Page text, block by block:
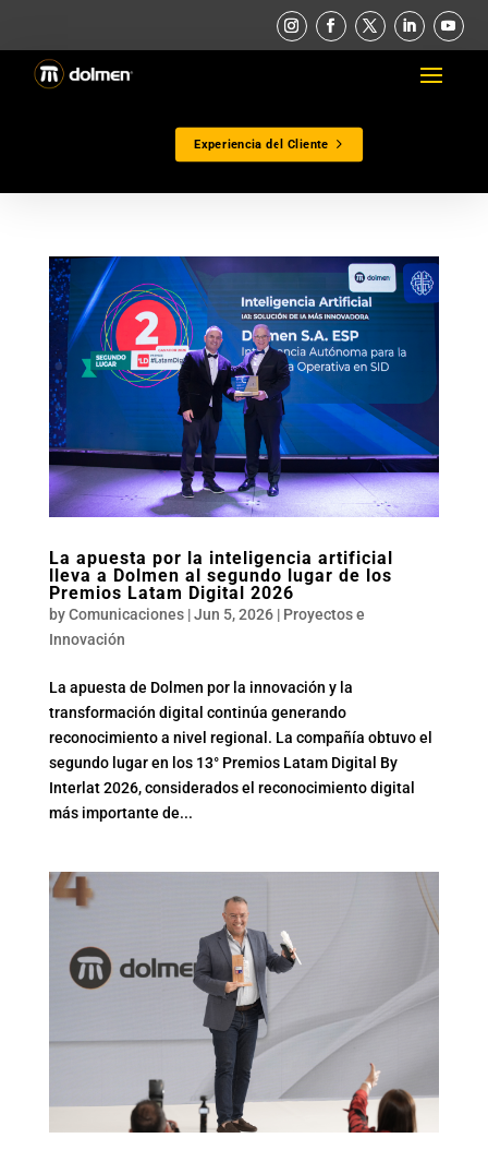
Experiencia del Cliente
La apuesta por la inteligencia artificial
lleva a Dolmen al segundo lugar de los
Premios Latam Digital 2026
byComunicaciones|Jun 5, 2026| Proyectos e
Innovación
La apuesta de Dolmen por la innovación y la
transformación digital continúa generando
reconocimiento a nivel regional. La compañía obtuvo el
segundo lugar en los 13° Premios Latam Digital By
Interlat 2026, considerados el reconocimiento digital
más importante de...